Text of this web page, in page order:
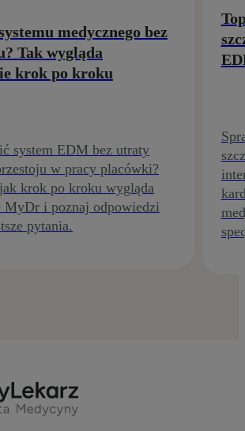
medycznego bez
Tak wygląda
krok po kroku
system EDM bez utraty
w pracy placówki?
krok po kroku wygląda
MyDr i poznaj odpowiedzi
pytania.